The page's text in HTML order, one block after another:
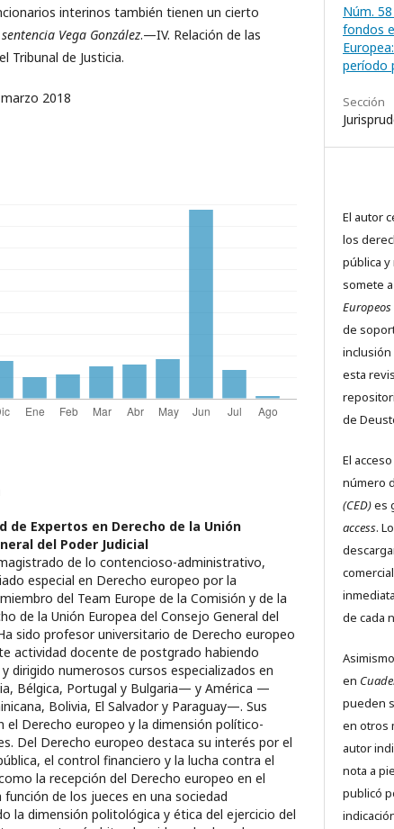
interinos también tienen un cierto
sentencia Vega González.—IV. Relación de las
Tribunal de Justicia.
2018
de Expertos en Derecho de la Unión
del Poder Judicial
de lo contencioso-administrativo,
especial en Derecho europeo por la
del Team Europe de la Comisión y de la
de la Unión Europea del Consejo General del
sido profesor universitario de Derecho europeo
actividad docente de postgrado habiendo
dirigido numerosos cursos especializados en
Bélgica, Portugal y Bulgaria— y América —
Bolivia, El Salvador y Paraguay—. Sus
el Derecho europeo y la dimensión político-
Del Derecho europeo destaca su interés por el
el control financiero y la lucha contra el
la recepción del Derecho europeo en el
de los jueces en una sociedad
la dimensión politológica y ética del ejercicio del
Núm.
fondos
período
Sección
El autor
los
pública
somete
Europeos
de
inclusión
esta
de
El
número
(CED)es
access.
de cada
en
pueden
en otros
autor
nota a
publicó